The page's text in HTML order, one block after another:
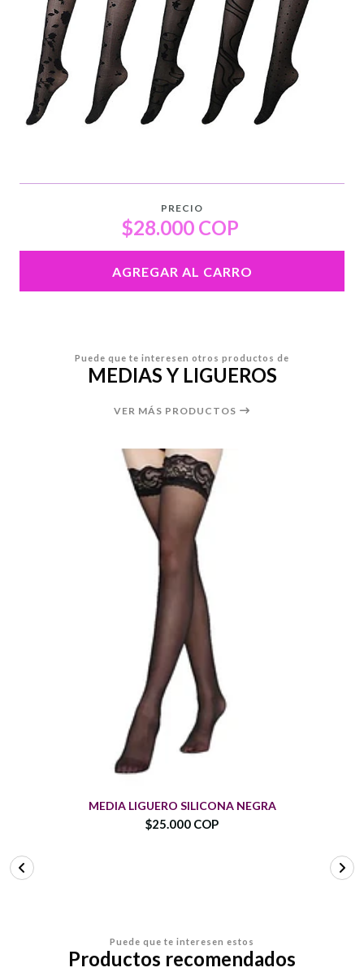
PRECIO
$28.000 COP
AGREGAR AL CARRO
Puede que te interesen otros productos de
MEDIAS Y LIGUEROS
VER MÁS PRODUCTOS
MEDIA LIGUERO SILICONA NEGRA
$25.000 COP
Puede que te interesen estos
Productos recomendados